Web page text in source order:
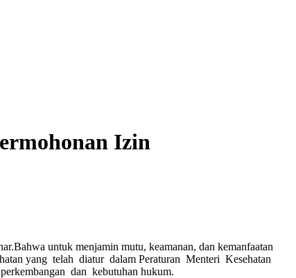
Izin
untuk menjamin mutu, keamanan, dan kemanfaatan
yang telah diatur dalam Peraturan Menteri Kesehatan
dan kebutuhan hukum.